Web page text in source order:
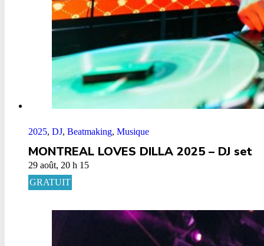
2025, DJ, Beatmaking, Musique
MONTREAL LOVES DILLA 2025 – DJ set
29 août, 20 h 15
GRATUIT